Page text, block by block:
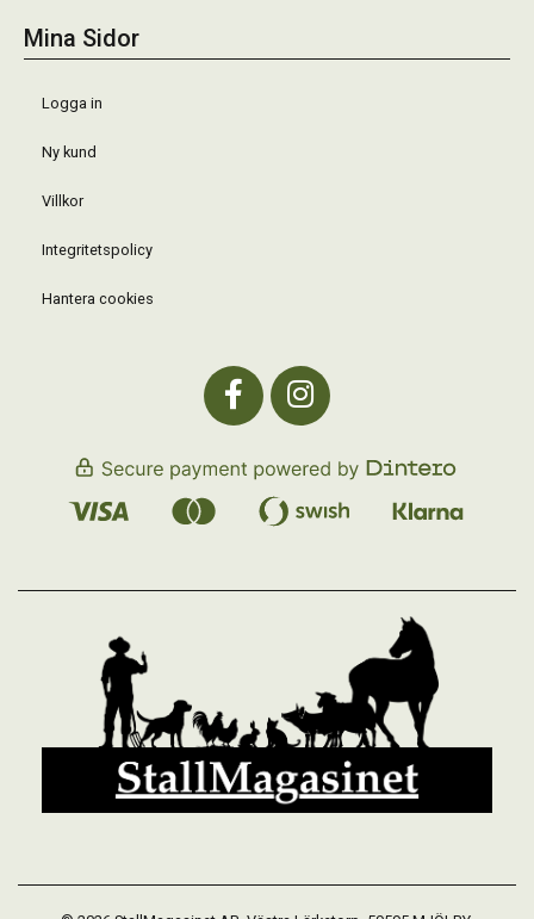
Mina Sidor
Logga in
Ny kund
Villkor
Integritetspolicy
Hantera cookies